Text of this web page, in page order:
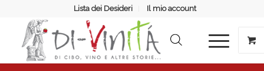
Lista dei Desideri Il mio account